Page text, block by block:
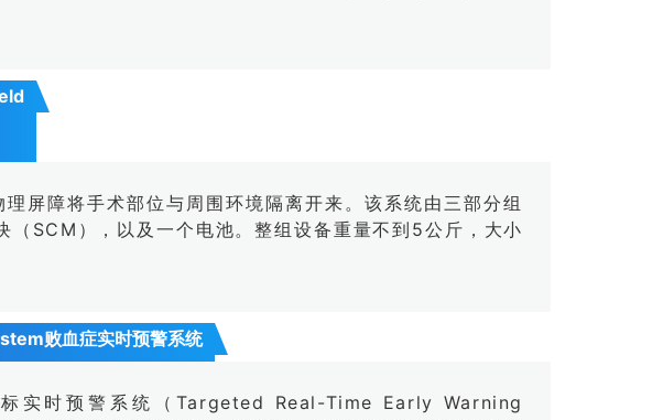
屏障将手术部位与周围环境隔离开来。该系统由三部分组
SCM），以及一个电池。整组设备重量不到5公斤，大小
败血症实时预警系统
时预警系统（Targeted Real-Time Early Warning